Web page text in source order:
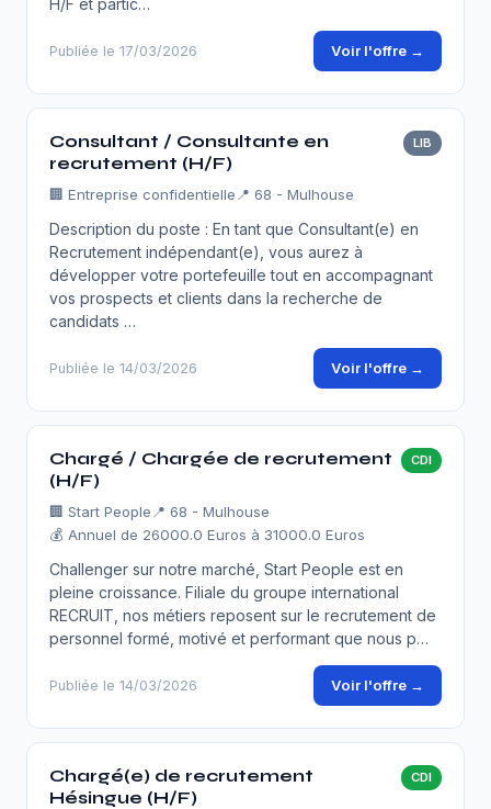
H/F et partic…
Publiée le 17/03/2026 Voir l'offre →
Consultant / Consultante en
recrutement (H/F)
LIB
🏢 Entreprise confidentielle 📍 68 - Mulhouse
Description du poste : En tant que Consultant(e) en
Recrutement indépendant(e), vous aurez à
développer votre portefeuille tout en accompagnant
vos prospects et clients dans la recherche de
candidats …
Publiée le 14/03/2026 Voir l'offre →
Chargé / Chargée de recrutement
(H/F)
CDI
🏢 Start People 📍 68 - Mulhouse
💰 Annuel de 26000.0 Euros à 31000.0 Euros
Challenger sur notre marché, Start People est en
pleine croissance. Filiale du groupe international
RECRUIT, nos métiers reposent sur le recrutement de
personnel formé, motivé et performant que nous p…
Publiée le 14/03/2026 Voir l'offre →
Chargé(e) de recrutement
Hésingue (H/F)
CDI